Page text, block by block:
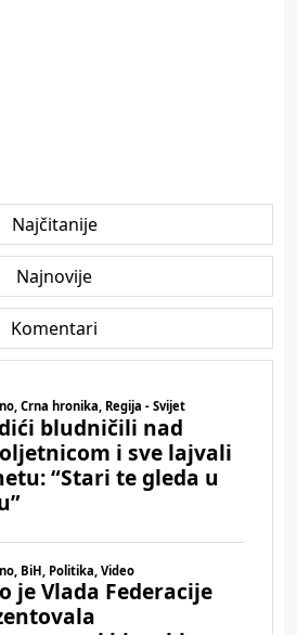
Najčitanije
Najnovije
Komentari